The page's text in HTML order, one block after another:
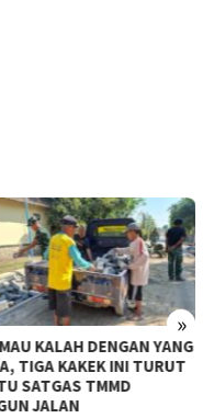
»
KERASNYA BAHU JALAN
MAMPU DITEMBUS,
TMMD KE-129 KERAHKAN
MESIN-MESIN BOR